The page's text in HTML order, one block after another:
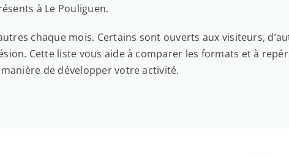
à Le Pouliguen.
chaque mois. Certains sont ouverts aux visiteurs,
Cette liste vous aide à comparer les formats et à
de développer votre activité.